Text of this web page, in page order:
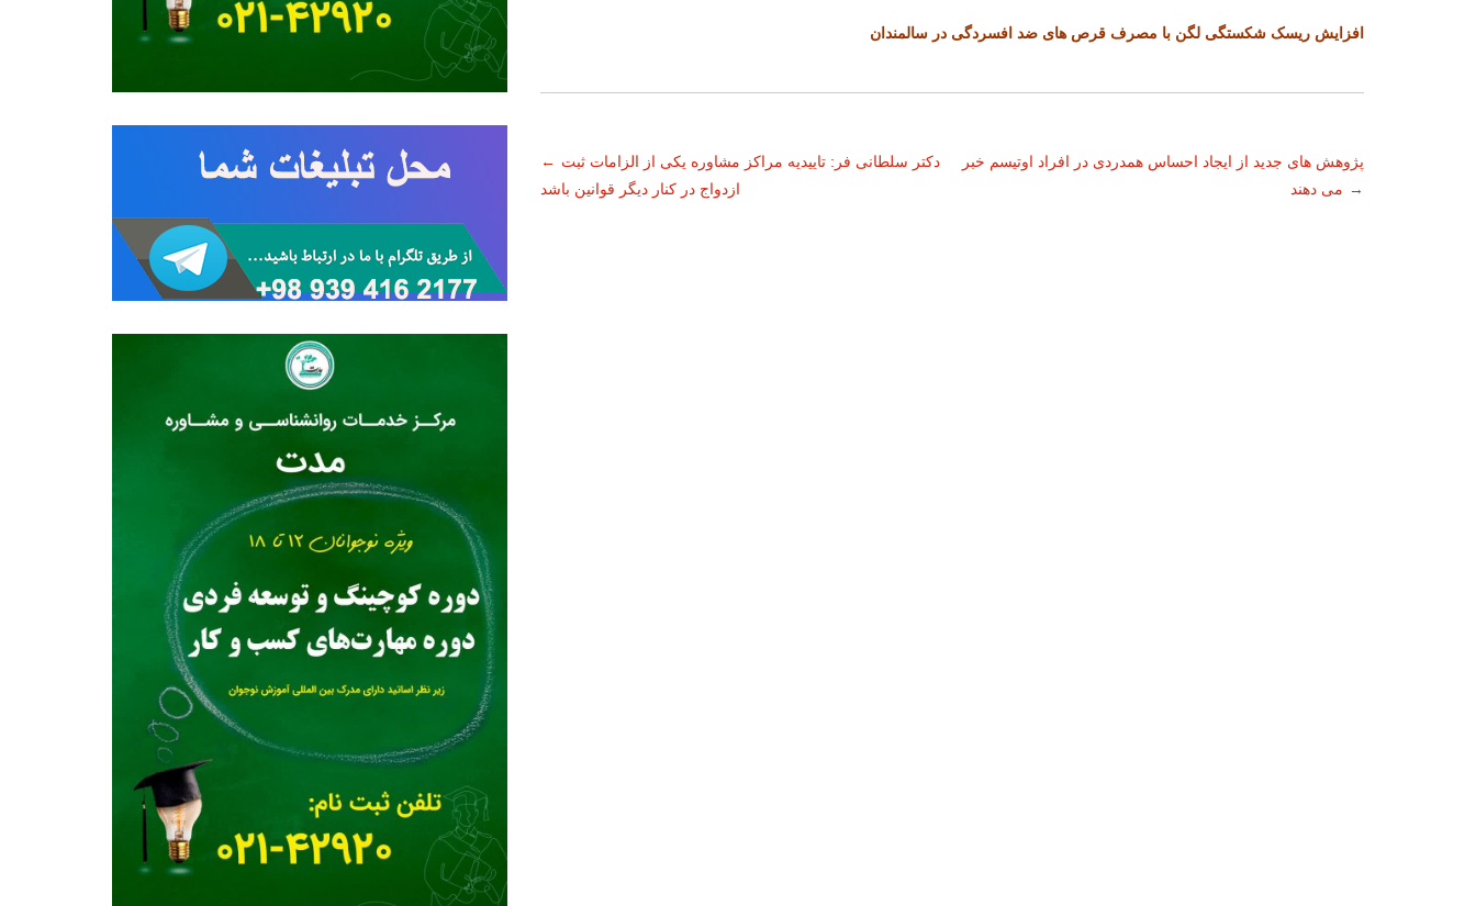
افزایش ریسک شکستگی لگن با مصرف قرص های ضد افسردگی در سالمندان
ناوبری
← دکتر سلطانی فر: تاییدیه مراکز مشاوره یکی از الزامات ثبت
ازدواج در کنار دیگر قوانین باشد
پژوهش های جدید از ایجاد احساس همدردی در افراد اوتیسم خبر
می دهند →